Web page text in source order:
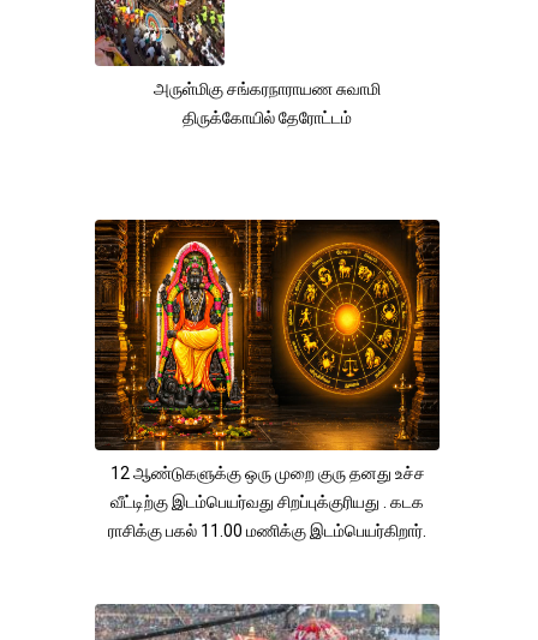
அருள்மிகு சங்கரநாராயண சுவாமி
திருக்கோயில் தேரோட்டம்
12 ஆண்டுகளுக்கு ஒரு முறை குரு தனது உச்ச
வீட்டிற்கு இடம்பெயர்வது சிறப்புக்குரியது . கடக
ராசிக்கு பகல் 11.00 மணிக்கு இடம்பெயர்கிறார்.